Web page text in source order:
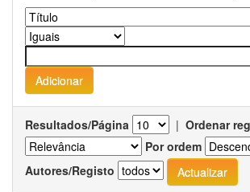
Resultados/Página | Ordenar
Por ordem
Autores/Registo